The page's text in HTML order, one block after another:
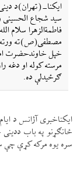
ایکنا-(تهران)د
سید شجاع الحسینی
فاطمةالزهرا سلام
مصطفی(ص)ته ورته
خپل خاوندحضرت
مرسته کوله او دغه
ګرځيدلې ده.
ایکناخبری آژانس د
ځانګړنو په باب
سره یوه مرکه کړې چې